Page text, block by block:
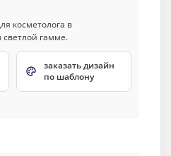
заказать дизайн
по шаблону